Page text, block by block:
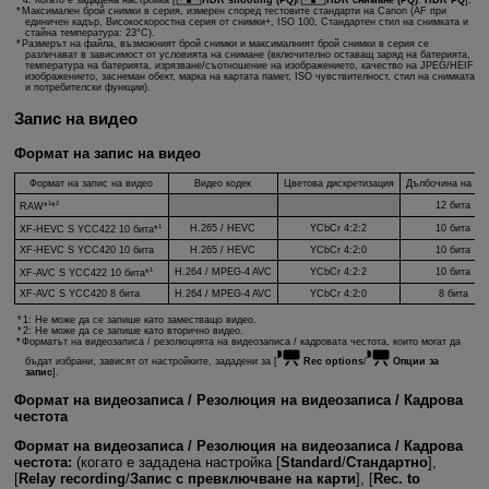
Максимален брой снимки в серия, измерен според тестовите стандарти на Canon (AF при
единичен кадър, Високоскоростна серия от снимки+, ISO 100, Стандартен стил на снимката и
стайна температура: 23°C).
Размерът на файла, възможният брой снимки и максималният брой снимки в серия се
различават в зависимост от условията на снимане (включително оставащ заряд на батерията,
температура на батерията, изрязване/съотношение на изображението, качество на JPEG/HEIF
изображението, заснеман обект, марка на картата памет, ISO чувствителност, стил на снимката
и потребителски функции).
Запис на видео
Формат на запис на видео
Формат на запис на видео Видео кодек Цветова дискретизация Дълбочина на
RAW*1*2 12 бита
XF-HEVC S YCC422 10 бита*1 H.265 / HEVC YCbCr 4:2:2
10 бита
XF-HEVC S YCC420 10 бита
H.265 / HEVC YCbCr 4:2:0 10 бита
XF-AVC S YCC422 10 бита*1 H.264 / MPEG-4 AVC YCbCr 4:2:2
10 бита
XF-AVC S YCC420 8 бита
H.264 / MPEG-4 AVC YCbCr 4:2:0 8 бита
1: Не може да се запише като заместващо видео.
2: Не може да се запише като вторично видео.
Форматът на видеозаписа / резолюцията на видеозаписа / кадровата честота, които могат да
бъдат избрани, зависят от настройките, зададени за [
Rec options/
Опции за
запис].
Формат на видеозаписа / Резолюция на видеозаписа / Кадрова
честота
Формат на видеозаписа / Резолюция на видеозаписа / Кадрова
честота: (когато е зададена настройка [Standard/Стандартно],
[Relay recording/Запис с превключване на карти], [Rec. to